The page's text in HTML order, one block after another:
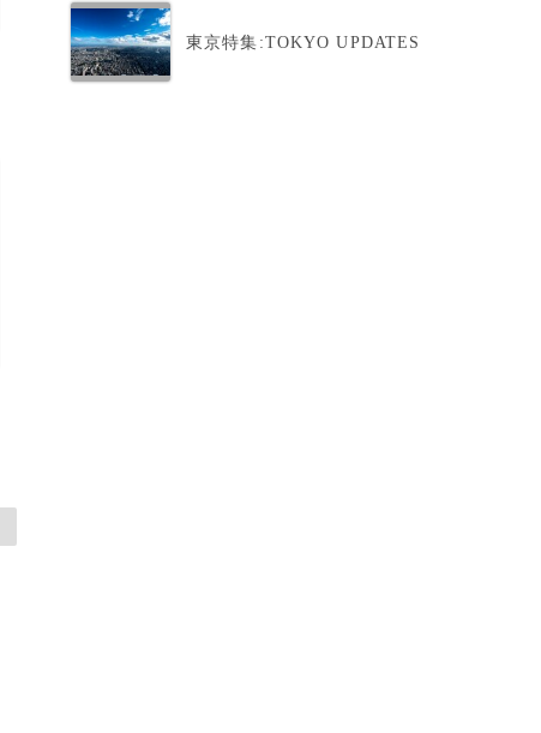
東京特集:TOKYO UPDATES